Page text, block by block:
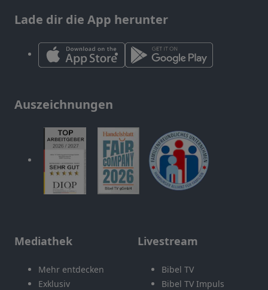
Lade dir die App herunter
Auszeichnungen
Mediathek
Mehr entdecken
Exklusiv
Livestream
Bibel TV
Bibel TV Impuls